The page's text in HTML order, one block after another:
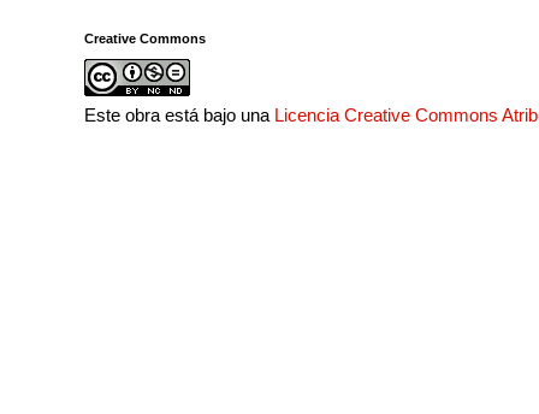
Creative Commons
Este obra está bajo una Licencia Creative Commons